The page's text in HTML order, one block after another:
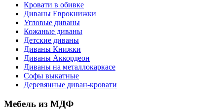
Кровати в обивке
Диваны Еврокнижки
Угловые диваны
Кожаные диваны
Детские диваны
Диваны Книжки
Диваны Аккордеон
Диваны на металлокаркасе
Софы выкатные
Деревянные диван-кровати
Мебель из МДФ